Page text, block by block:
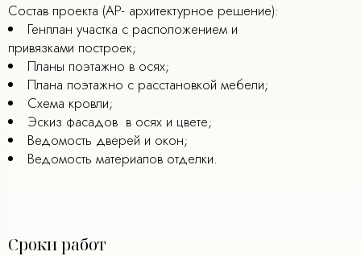
Состав проекта (АР- архитектурное решение):
Генплан участка с расположением и
привязками построек;
Планы поэтажно в осях;
Плана поэтажно с расстановкой мебели;
Схема кровли;
Эскиз фасадов в осях и цвете;
Ведомость дверей и окон;
Ведомость материалов отделки.
Сроки работ